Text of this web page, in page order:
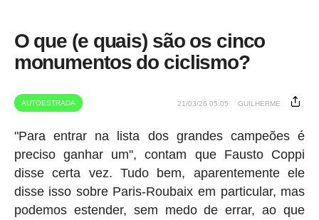
O que (e quais) são os cinco
monumentos do ciclismo?
AUTOESTRADA 21/03/26 05:05 GUILHERME
"Para entrar na lista dos grandes campeões é
preciso ganhar um", contam que Fausto Coppi
disse certa vez. Tudo bem, aparentemente ele
disse isso sobre Paris-Roubaix em particular, mas
podemos estender, sem medo de errar, ao que